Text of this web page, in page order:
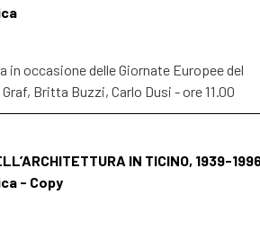
occasione delle Giornate Europee del
Britta Buzzi, Carlo Dusi - ore 11.00
IN TICINO, 1939-
- Copy